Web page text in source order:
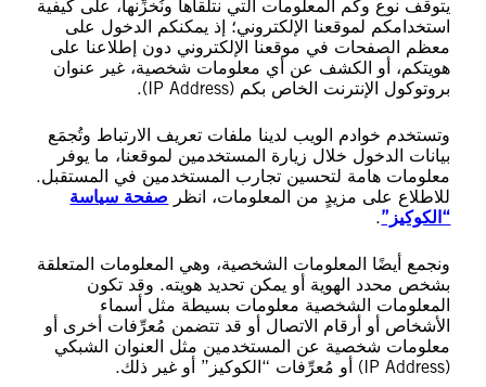
يتوقف نوع وكَم المعلومات التي نتلقاها ونُخزِّنها، على كيفية
استخدامكم لموقعنا الإلكتروني؛ إذ يمكنكم الدخول على
معظم الصفحات في موقعنا الإلكتروني دون إطلاعنا على
هويتكم، أو الكشف عن أي معلومات شخصية، غير عنوان
بروتوكول الإنترنت الخاص بكم (IP Address).
وتستخدم خوادم الويب لدينا ملفات تعريف الارتباط وتُجمَع
بيانات الدخول خلال زيارة المستخدمين لموقعنا، ما يوفر
معلومات هامة لتحسين تجارب المستخدمين في المستقبل.
للاطلاع على مزيدٍ من المعلومات، انظر صفحة سياسة
“الكوكيز”.
ونجمع أيضًا المعلومات الشخصية، وهي المعلومات المتعلقة
بشخص محدد الهوية أو يمكن تحديد هويته. وقد تكون
المعلومات الشخصية معلومات بسيطة مثل أسماء
الأشخاص أو أرقام الاتصال أو قد تتضمن مُعرِّفات أخرى أو
معلومات شخصية عن المستخدمين مثل العنوان الشبكي
(IP Address) أو مُعرِّفات “الكوكيز” أو غير ذلك.